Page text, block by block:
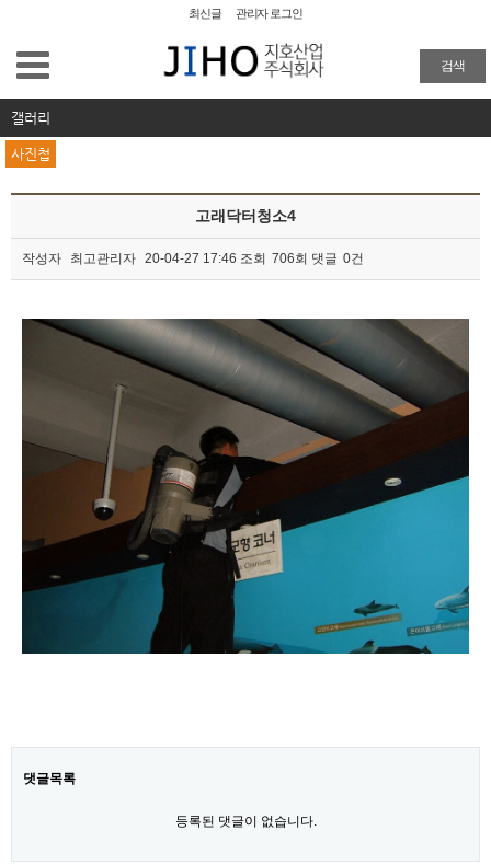
공장청소
외벽청소
준공청소
이사/입주청소
특수 화재청소
주요업무 및 실적
최신글 관리자 로그인
검색
갤러리
사진첩
고래닥터청소4
작성자 최고관리자 20-04-27 17:46 조회 706회 댓글 0건
댓글목록
등록된 댓글이 없습니다.